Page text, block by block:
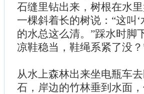
石缝里钻出来，树根在水
一棵斜着长的树说：“这叫
的水总这么清。”踩水时脚
凉鞋稳当，鞋绳系紧了没？
从水上森林出来坐电瓶车
石，岸边的竹林垂到水面